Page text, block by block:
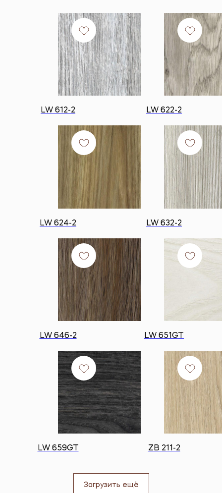
LW 612-2 LW 622-2
LW 624-2 LW 632-2
LW 646-2 LW 651GT
LW 659GT ZB 211-2
Загрузить ещё